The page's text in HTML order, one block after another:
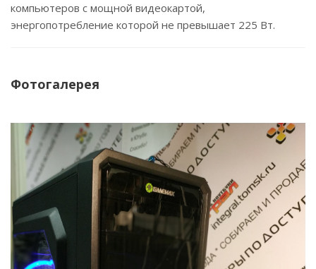
компьютеров с мощной видеокартой,
энергопотребление которой не превышает 225 Вт.
Фотогалерея